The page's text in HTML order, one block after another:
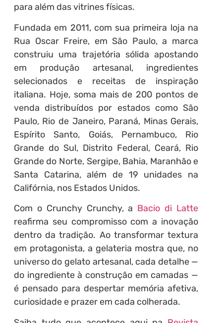
para além das vitrines físicas.
Fundada em 2011, com sua primeira loja na
Rua Oscar Freire, em São Paulo, a marca
construiu uma trajetória sólida apostando
em produção artesanal, ingredientes
selecionados e receitas de inspiração
italiana. Hoje, soma mais de 200 pontos de
venda distribuídos por estados como São
Paulo, Rio de Janeiro, Paraná, Minas Gerais,
Espírito Santo, Goiás, Pernambuco, Rio
Grande do Sul, Distrito Federal, Ceará, Rio
Grande do Norte, Sergipe, Bahia, Maranhão e
Santa Catarina, além de 19 unidades na
Califórnia, nos Estados Unidos.
Com o Crunchy Crunchy, a Bacio di Latte
reafirma seu compromisso com a inovação
dentro da tradição. Ao transformar textura
em protagonista, a gelateria mostra que, no
universo do gelato artesanal, cada detalhe —
do ingrediente à construção em camadas —
é pensado para despertar memória afetiva,
curiosidade e prazer em cada colherada.